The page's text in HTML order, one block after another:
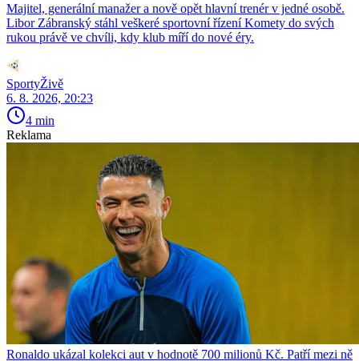
Majitel, generální manažer a nově opět hlavní trenér v jedné osobě.
Libor Zábranský stáhl veškeré sportovní řízení Komety do svých
rukou právě ve chvíli, kdy klub míří do nové éry.
SportyŽivě
6. 8. 2026, 20:23
4 min
Reklama
Ronaldo ukázal kolekci aut v hodnotě 700 milionů Kč. Patří mezi ně